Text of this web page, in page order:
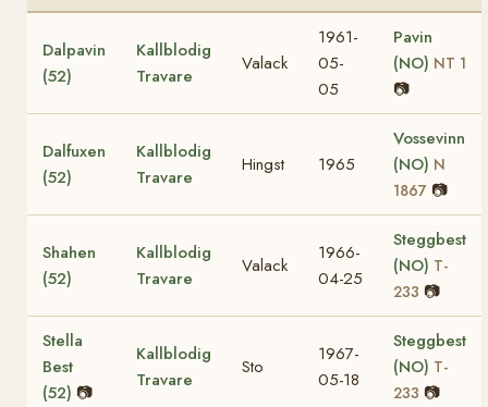
Dalpavin
(52)
Kallblodig
Travare
Valack
1961-
05-
05
Pavin
(NO) NT 1
📷
Dalfuxen
(52)
Kallblodig
Travare
Hingst 1965
Vossevinn
(NO) N
1867 📷
Shahen
(52)
Kallblodig
Travare
Valack
1966-
04-25
Steggbest
(NO) T-
233 📷
Stella
Best
(52) 📷
Kallblodig
Travare
Sto
1967-
05-18
Steggbest
(NO) T-
233 📷